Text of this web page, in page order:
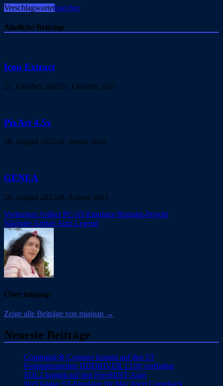
Verschlagwortetbuecher
Ähnliche Beiträge
Icon Extract
21. Oktober 202521. Oktober 2025
PixArt 4.5x
28. August 202516. Januar 2026
GENEA
26. August 202528. August 2025
Beitragsnavigation
Vorheriger Artikel PC/AT-Emulator Remake-Projekt
Nächster Artikel Atari Legend
Über miajaap
Zeige alle Beiträge von miajaap →
Neueste Beiträge
Command & Conquer kommt auf den ST
Festplattentreiber HDDRIVER 13.00 verfügbar
SDL2 kommt auf den FreeMiNT-Atari
NoSTalgia: ST-Emulator für Mac feiert Comeback